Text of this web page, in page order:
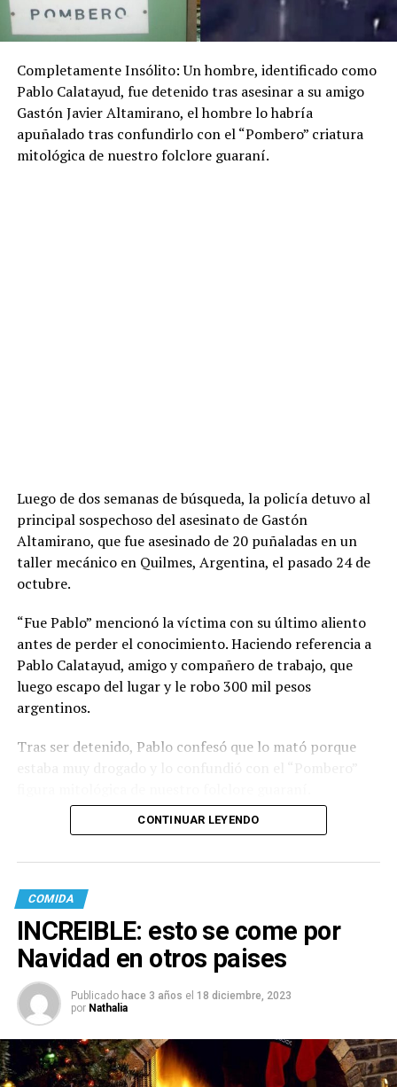
Completamente Insólito: Un hombre, identificado como
Pablo Calatayud, fue detenido tras asesinar a su amigo
Gastón Javier Altamirano, el hombre lo habría
apuñalado tras confundirlo con el “Pombero” criatura
mitológica de nuestro folclore guaraní.
Luego de dos semanas de búsqueda, la policía detuvo al
principal sospechoso del asesinato de Gastón
Altamirano, que fue asesinado de 20 puñaladas en un
taller mecánico en Quilmes, Argentina, el pasado 24 de
octubre.
“Fue Pablo” mencionó la víctima con su último aliento
antes de perder el conocimiento. Haciendo referencia a
Pablo Calatayud, amigo y compañero de trabajo, que
luego escapo del lugar y le robo 300 mil pesos
argentinos.
Tras ser detenido, Pablo confesó que lo mató porque
CONTINUAR LEYENDO
COMIDA
INCREIBLE: esto se come por
Navidad en otros paises
Publicado hace 3 años el 18 diciembre, 2023
por Nathalia